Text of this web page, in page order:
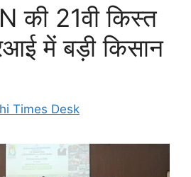
की 21वी किस्त
में बड़ी किसान
Times Desk